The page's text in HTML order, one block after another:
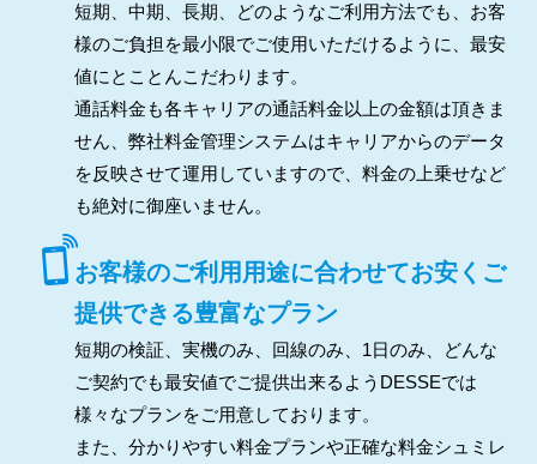
短期、中期、長期、どのようなご利用方法でも、お客
様のご負担を最小限でご使用いただけるように、最安
値にとことんこだわります。
通話料金も各キャリアの通話料金以上の金額は頂きま
せん、弊社料金管理システムはキャリアからのデータ
を反映させて運用していますので、料金の上乗せなど
も絶対に御座いません。
お客様のご利用用途に合わせてお安くご
提供できる豊富なプラン
短期の検証、実機のみ、回線のみ、1日のみ、どんな
ご契約でも最安値でご提供出来るようDESSEでは
様々なプランをご用意しております。
また、分かりやすい料金プランや正確な料金シュミレ